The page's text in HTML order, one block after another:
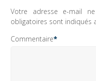
Votre adresse e-mail
obligatoires sont indiqués
Commentaire*